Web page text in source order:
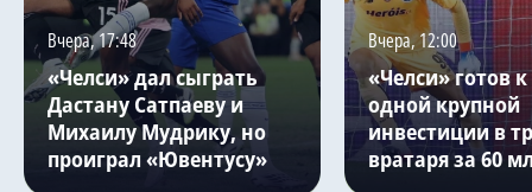
Вчера, 17:48
«Челси» дал сыграть
Дастану Сатпаеву и
Михаилу Мудрику, но
проиграл «Ювентусу»
Вчера, 12:00
«Челси» готов
одной крупной
инвестиции в
вратаря за 60